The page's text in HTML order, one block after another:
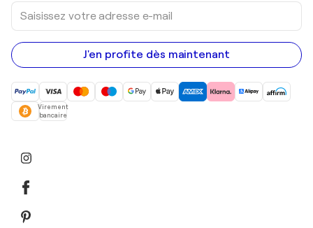
Saisissez
votre
adresse
e-
mail
J'en profite dès maintenant
Virement
bancaire